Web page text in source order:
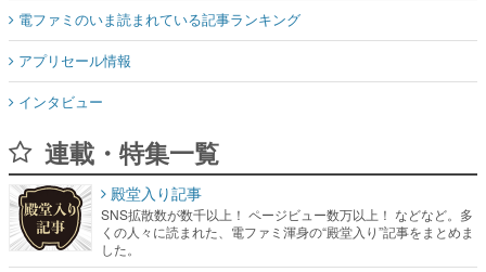
電ファミのいま読まれている記事ランキング
アプリセール情報
インタビュー
連載・特集一覧
殿堂入り記事
SNS拡散数が数千以上！ ページビュー数万以上！ などなど。多
くの人々に読まれた、電ファミ渾身の“殿堂入り”記事をまとめま
した。